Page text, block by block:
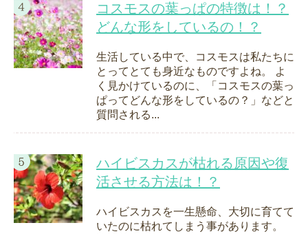
コスモスの葉っぱの特徴は！？
どんな形をしているの！？
生活している中で、コスモスは私たちに
とってとても身近なものですよね。 よ
く見かけているのに、「コスモスの葉っ
ぱってどんな形をしているの？」などと
質問される...
ハイビスカスが枯れる原因や復
活させる方法は！？
ハイビスカスを一生懸命、大切に育てて
いたのに枯れてしまう事があります。